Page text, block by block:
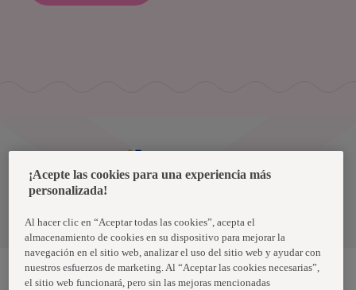
Términos y condiciones
¡Acepte las cookies para una experiencia más
personalizada!
Al hacer clic en “Aceptar todas las cookies”, acepta el
almacenamiento de cookies en su dispositivo para mejorar la
navegación en el sitio web, analizar el uso del sitio web y ayudar con
nuestros esfuerzos de marketing. Al “Aceptar las cookies necesarias”,
el sitio web funcionará, pero sin las mejoras mencionadas